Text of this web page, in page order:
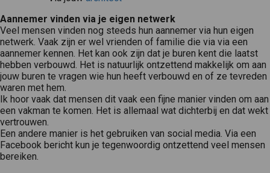
Aannemer vinden via je eigen netwerk
Veel mensen vinden nog steeds hun aannemer via hun eigen
netwerk. Vaak zijn er wel vrienden of familie die via via een
aannemer kennen. Het kan ook zijn dat je buren kent die laatst
hebben verbouwd. Het is natuurlijk ontzettend makkelijk om aan
jouw buren te vragen wie hun heeft verbouwd en of ze tevreden
waren met hem.
Ik hoor vaak dat mensen dit vaak een fijne manier vinden om aan
een vakman te komen. Het is allemaal wat dichterbij en dat wekt
vertrouwen.
Een andere manier is het gebruiken van social media. Via een
Facebook bericht kun je tegenwoordig ontzettend veel mensen
bereiken.